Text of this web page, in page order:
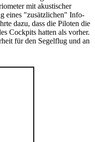
mit akustischer
eines "zusätzlichen" Info-
dazu, dass die Piloten die
Cockpits hatten als vorher.
für den Segelflug und an